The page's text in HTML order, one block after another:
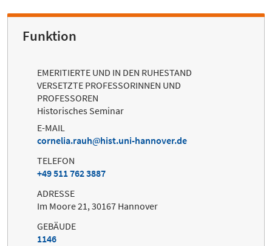
Funktion
EMERITIERTE UND IN DEN RUHESTAND
VERSETZTE PROFESSORINNEN UND
PROFESSOREN
Historisches Seminar
E-MAIL
cornelia.rauh
hist.uni-hannover.de
TELEFON
+49 511 762 3887
ADRESSE
Im Moore 21, 30167 Hannover
GEBÄUDE
1146